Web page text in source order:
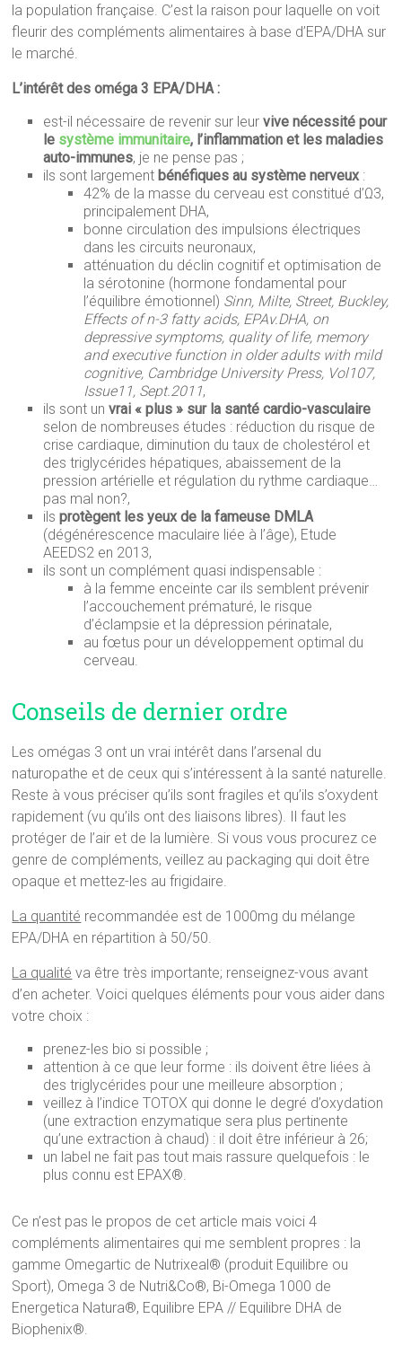
la population française. C’est la raison pour laquelle on voit
fleurir des compléments alimentaires à base d’EPA/DHA sur
le marché.
L’intérêt des oméga 3 EPA/DHA :
est-il nécessaire de revenir sur leurvive nécessité pour
le système immunitaire, l’inflammation et les maladies
auto-immunes, je ne pense pas ;
ils sont largement bénéfiques au système nerveux:
42% de la masse du cerveau est constitué d’Ω3,
principalement DHA,
bonne circulation des impulsions électriques
dans les circuits neuronaux,
atténuation du déclin cognitif et optimisation de
la sérotonine (hormone fondamental pour
l’équilibre émotionnel) Sinn, Milte, Street, Buckley,
Effects of n-3 fatty acids, EPAv.DHA, on
depressive symptoms, quality of life, memory
and executive function in older adults with mild
cognitive, Cambridge University Press, Vol107,
Issue11, Sept.2011,
ils sont unvrai « plus » sur la santé cardio-vasculaire
selon de nombreuses études : réduction du risque de
crise cardiaque, diminution du taux de cholestérol et
des triglycérides hépatiques, abaissement de la
pression artérielle et régulation du rythme cardiaque…
pas mal non?,
ilsprotègent les yeux de la fameuse DMLA
(dégénérescence maculaire liée à l’âge), Etude
AEEDS2 en 2013,
ils sont un complément quasi indispensable :
à la femme enceinte car ils semblent prévenir
l’accouchement prématuré, le risque
d’éclampsie et la dépression périnatale,
au fœtus pour un développement optimal du
cerveau.
Conseils de dernier ordre
Les omégas 3 ont un vrai intérêt dans l’arsenal du
naturopathe et de ceux qui s’intéressent à la santé naturelle.
Reste à vous préciser qu’ils sont fragiles et qu’ils s’oxydent
rapidement (vu qu’ils ont des liaisons libres). Il faut les
protéger de l’air et de la lumière. Si vous vous procurez ce
genre de compléments, veillez au packaging qui doit être
opaque et mettez-les au frigidaire.
La quantité recommandée est de 1000mg du mélange
EPA/DHA en répartition à 50/50.
La qualité va être très importante; renseignez-vous avant
d’en acheter. Voici quelques éléments pour vous aider dans
votre choix :
prenez-les bio si possible ;
attention à ce que leur forme : ils doivent être liées à
des triglycérides pour une meilleure absorption ;
veillez à l’indice TOTOX qui donne le degré d’oxydation
(une extraction enzymatique sera plus pertinente
qu’une extraction à chaud) : il doit être inférieur à 26;
un label ne fait pas tout mais rassure quelquefois : le
plus connu est EPAX®.
Ce n’est pas le propos de cet article mais voici 4
compléments alimentaires qui me semblent propres : la
gamme Omegartic de Nutrixeal® (produit Equilibre ou
Sport), Omega 3 de Nutri&Co®, Bi-Omega 1000 de
Energetica Natura®, Equilibre EPA // Equilibre DHA de
Biophenix®.